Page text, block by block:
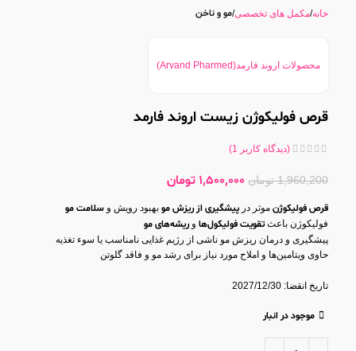
خانه مکمل های تخصصی مو و ناخن
محصولات اروند فارمد(Arvand Pharmed)
قرص فولیکوژن زیست اروند فارمد
(دیدگاه کاربر 1
)
1,960,200 تومان 1,500,000 تومان
قرص فولیکوژن موثر در پیشگیری از ریزش مو بهبود رویش و سلامت مو
فولیکوژن باعث تقویت فولیکول‌ها و ریشه‌های مو
پیشگیری و درمان ریزش مو ناشی از رژیم غذایی نامناسب یا سوء تغذیه
حاوی ویتامین‌ها و املاح مورد نیاز برای رشد مو و فاقد گلوتن
تاریخ انقضا: 2027/12/30
موجود در انبار